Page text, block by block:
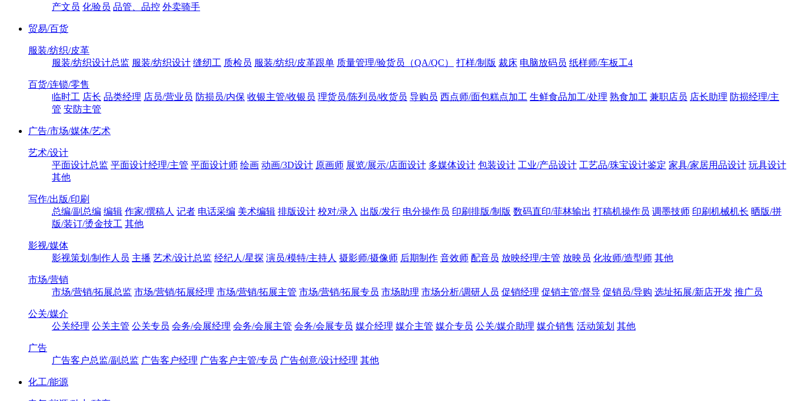
产文员 化验员 品管、品控 外卖骑手
贸易/百货
服装/纺织/皮革
服装/纺织设计总监 服装/纺织设计 缝纫工 质检员 服装/纺织/皮革跟单 质量管理/验货员（QA/QC） 打样/制版 裁床 电脑放码员 纸样师/车板工4
百货/连锁/零售
临时工 店长 品类经理 店员/营业员 防损员/内保 收银主管/收银员 理货员/陈列员/收货员 导购员 西点师/面包糕点加工 生鲜食品加工/处理 熟食加工 兼职店员 店长助理 防损经理/主
管 安防主管
广告/市场/媒体/艺术
艺术/设计
平面设计总监 平面设计经理/主管 平面设计师 绘画 动画/3D设计 原画师 展览/展示/店面设计 多媒体设计 包装设计 工业/产品设计 工艺品/珠宝设计鉴定 家具/家居用品设计 玩具设计
其他
写作/出版/印刷
总编/副总编 编辑 作家/撰稿人 记者 电话采编 美术编辑 排版设计 校对/录入 出版/发行 电分操作员 印刷排版/制版 数码直印/菲林输出 打稿机操作员 调墨技师 印刷机械机长 晒版/拼
版/装订/烫金技工 其他
影视/媒体
影视策划/制作人员 主播 艺术/设计总监 经纪人/星探 演员/模特/主持人 摄影师/摄像师 后期制作 音效师 配音员 放映经理/主管 放映员 化妆师/造型师 其他
市场/营销
市场/营销/拓展总监 市场/营销/拓展经理 市场/营销/拓展主管 市场/营销/拓展专员 市场助理 市场分析/调研人员 促销经理 促销主管/督导 促销员/导购 选址拓展/新店开发 推广员
公关/媒介
公关经理 公关主管 公关专员 会务/会展经理 会务/会展主管 会务/会展专员 媒介经理 媒介主管 媒介专员 公关/媒介助理 媒介销售 活动策划 其他
广告
广告客户总监/副总监 广告客户经理 广告客户主管/专员 广告创意/设计经理 其他
化工/能源